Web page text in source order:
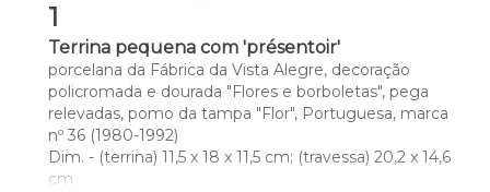
1
Terrina pequena com 'présentoir'
porcelana da Fábrica da Vista Alegre, decoração
policromada e dourada "Flores e borboletas", pega
relevadas, pomo da tampa "Flor", Portuguesa, marca
nº 36 (1980-1992)
Dim. - (terrina) 11,5 x 18 x 11,5 cm; (travessa) 20,2 x 14,6
cm